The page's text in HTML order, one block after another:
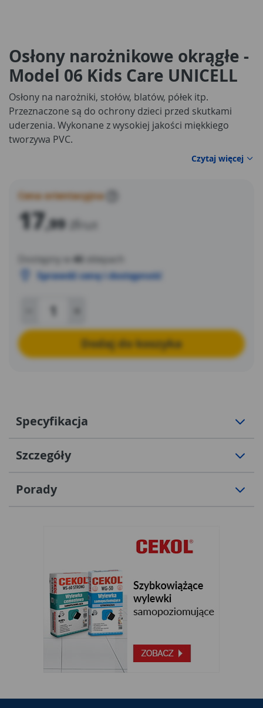
Osłony narożnikowe okrągłe -
Model 06 Kids Care UNICELL
Osłony na narożniki, stołów, blatów, półek itp.
Przeznaczone są do ochrony dzieci przed skutkami
uderzenia. Wykonane z wysokiej jakości miękkiego
tworzywa PVC.
Czytaj więcej
Cena orientacyjna
17,99 zł
Dostępny w 46
sklepach
Sprawdź cenę i dostępność
Dodaj do koszyka
Specyfikacja
Szczegóły
Porady